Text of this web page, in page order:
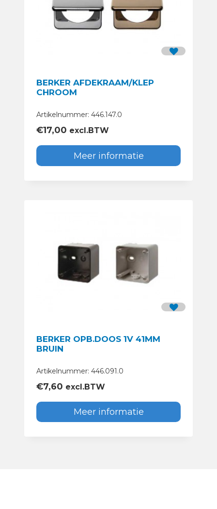
BERKER AFDEKRAAM/KLEP
CHROOM
Artikelnummer: 446.147.0
€17,00 excl.BTW
Meer informatie
BERKER OPB.DOOS 1V 41MM
BRUIN
Artikelnummer: 446.091.0
€7,60 excl.BTW
Meer informatie